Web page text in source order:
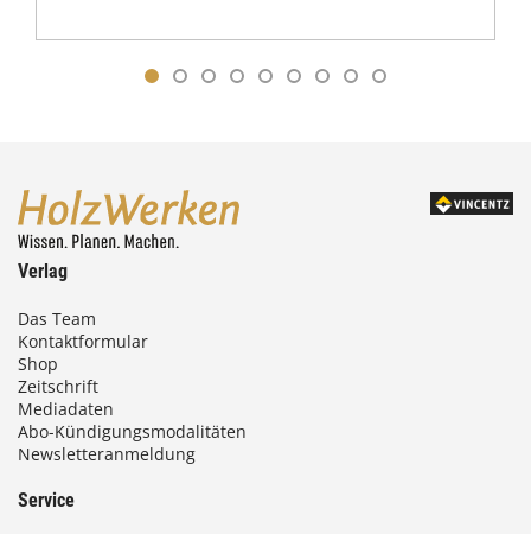
Verlag
Das Team
Kontaktformular
Shop
Zeitschrift
Mediadaten
Abo-Kündigungsmodalitäten
Newsletteranmeldung
Service